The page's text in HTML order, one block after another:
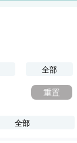
全部
全部
重置